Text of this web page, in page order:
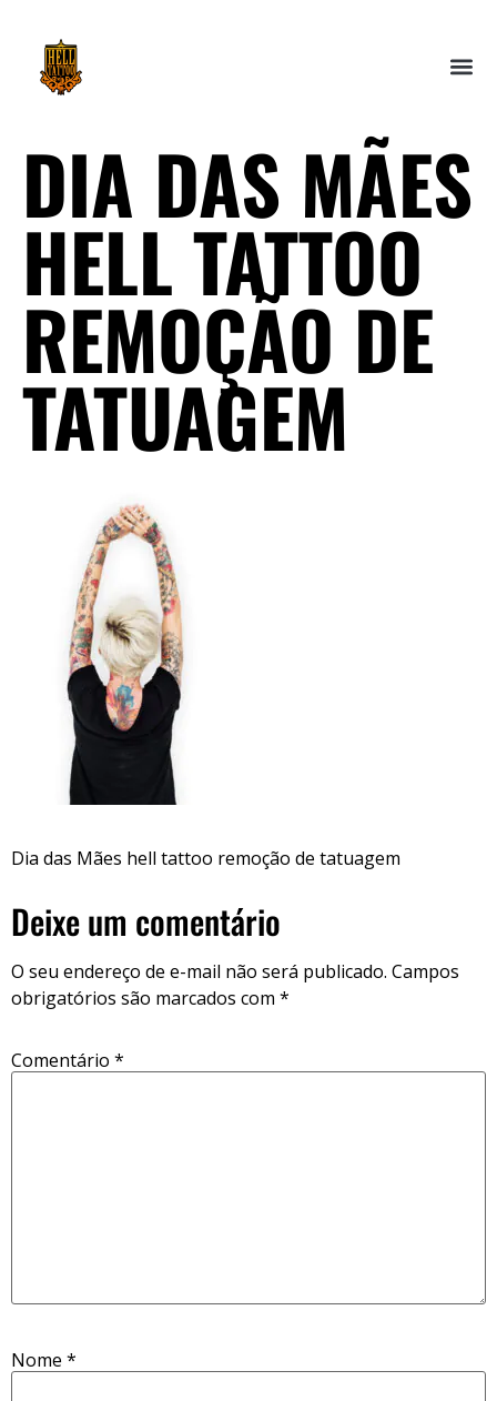
DIA DAS MÃES
HELL TATTOO
REMOÇÃO DE
TATUAGEM
Dia das Mães hell tattoo remoção de tatuagem
Deixe um comentário
O seu endereço de e-mail não será publicado. Campos
obrigatórios são marcados com *
Comentário *
Nome *